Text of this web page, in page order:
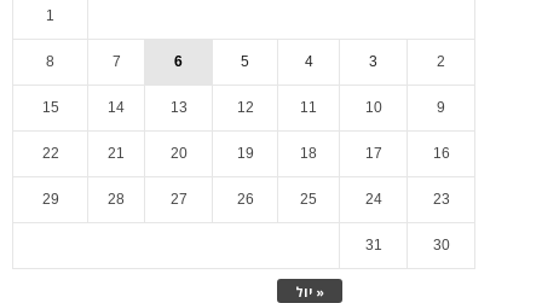
« יול
1
2
3
4
5
6
7
8
9
10
11
12
13
14
15
16
17
18
19
20
21
22
23
24
25
26
27
28
29
30
31